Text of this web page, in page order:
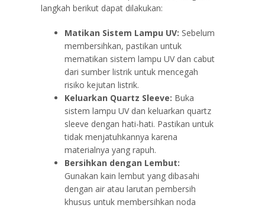
langkah berikut dapat dilakukan:
Matikan Sistem Lampu UV: Sebelum
membersihkan, pastikan untuk
mematikan sistem lampu UV dan cabut
dari sumber listrik untuk mencegah
risiko kejutan listrik.
Keluarkan Quartz Sleeve: Buka
sistem lampu UV dan keluarkan quartz
sleeve dengan hati-hati. Pastikan untuk
tidak menjatuhkannya karena
materialnya yang rapuh.
Bersihkan dengan Lembut:
Gunakan kain lembut yang dibasahi
dengan air atau larutan pembersih
khusus untuk membersihkan noda